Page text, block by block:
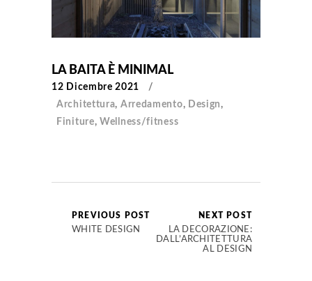
LA BAITA È MINIMAL
12 Dicembre 2021
Architettura, Arredamento, Design,
Finiture, Wellness/fitness
PREVIOUS POST
WHITE DESIGN
NEXT POST
LA DECORAZIONE:
DALL’ARCHITETTURA
AL DESIGN